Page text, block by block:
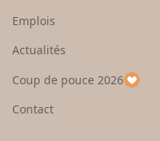
e
u
p
a
Emplois
Actualités
Coup de pouce 2026
Contact